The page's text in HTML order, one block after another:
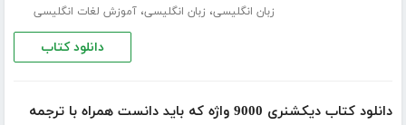
زبان انگلیسی، زبان انگلیسی،آموزش لغات انگلیسی
دانلود کتاب
دانلود کتاب دیکشنری 9000 واژه که باید دانست همراه با ترجمه